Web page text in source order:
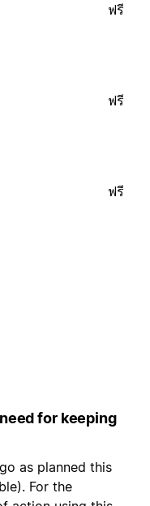
ฟรี
ฟรี
ฟรี
for keeping
as planned this
For the